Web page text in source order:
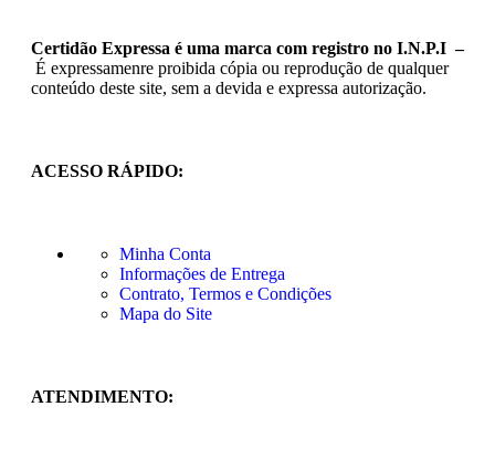
Certidão Expressa é uma marca com registro no I.N.P.I –
É expressamenre proibida cópia ou reprodução de qualquer
conteúdo deste site, sem a devida e expressa autorização.
ACESSO RÁPIDO:
Minha Conta
Informações de Entrega
Contrato, Termos e Condições
Mapa do Site
ATENDIMENTO: